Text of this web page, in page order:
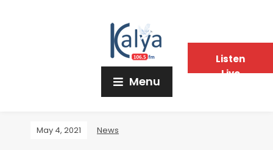
Menu
May 4, 2021 News
Listen
Live